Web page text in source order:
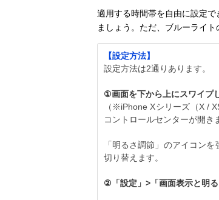
適用する時間帯を自由に設定
ましょう。ただ、ブルーライト
【設定方法】
設定方法は2通りあります。
①画面を下から上にスワイプ
（※iPhone Xシリーズ（X /
コントロールセンターが開き
「明るさ調節」のアイコン
切り替えます。
②「設定」>「画面表示と明